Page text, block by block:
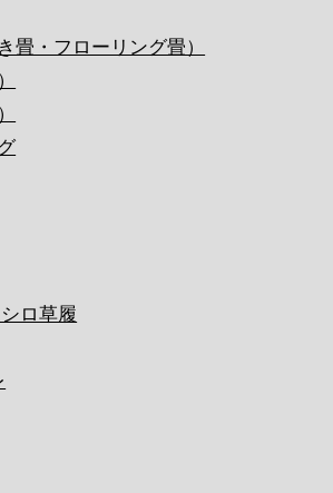
畳・フローリング畳）
ロ草履